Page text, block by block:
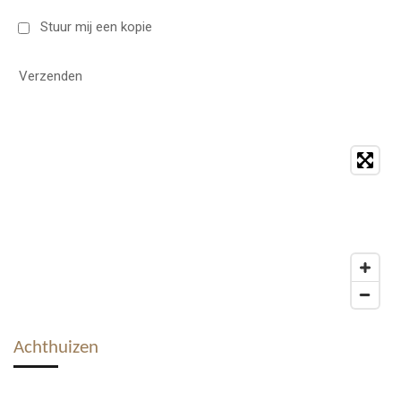
Stuur mij een kopie
Verzenden
Achthuizen